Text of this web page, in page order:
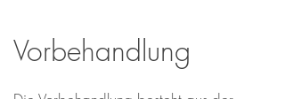
Vorbehandlung